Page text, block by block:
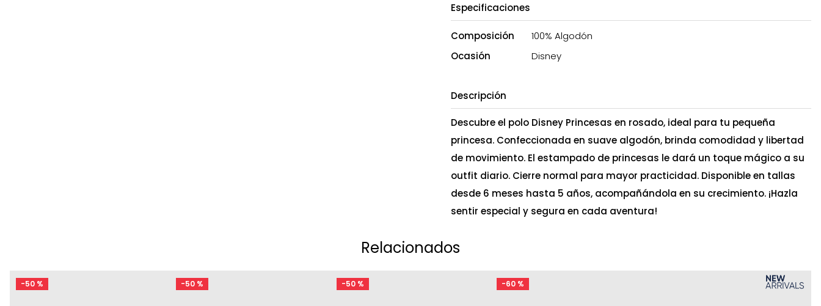
Especificaciones
Composición
100% Algodón
Ocasión
Disney
Descripción
Descubre el polo Disney Princesas en rosado, ideal para tu pequeña
princesa. Confeccionada en suave algodón, brinda comodidad y libertad
de movimiento. El estampado de princesas le dará un toque mágico a su
outfit diario. Cierre normal para mayor practicidad. Disponible en tallas
desde 6 meses hasta 5 años, acompañándola en su crecimiento. ¡Hazla
sentir especial y segura en cada aventura!
Relacionados
-50 % -50 % -50 % -60 %